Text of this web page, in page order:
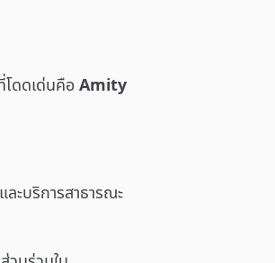
โดดเด่นคือAmity
ะบริการสาธารณะ